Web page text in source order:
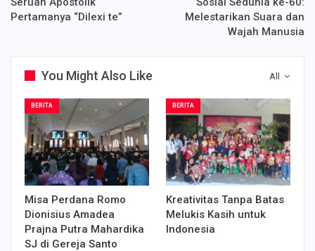
Pertamanya “Dilexi te”
Melestarikan Suara dan
Wajah Manusia
All
You Might Also Like
BERITA
Misa Perdana Romo
Dionisius Amadea
Prajna Putra Mahardika
SJ di Gereja Santo
BERITA
Kreativitas Tanpa Batas
Melukis Kasih untuk
Indonesia